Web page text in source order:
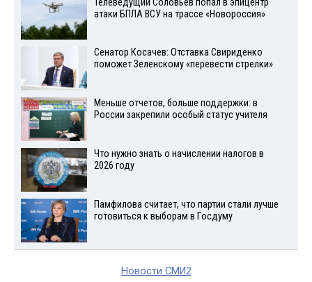
атаки БПЛА ВСУ на трассе «Новороссия»
Сенатор Косачев: Отставка Свириденко
поможет Зеленскому «перевести стрелки»
Меньше отчетов, больше поддержки: в
России закрепили особый статус учителя
Что нужно знать о начислении налогов в
2026 году
Памфилова считает, что партии стали лучше
готовиться к выборам в Госдуму
Новости СМИ2